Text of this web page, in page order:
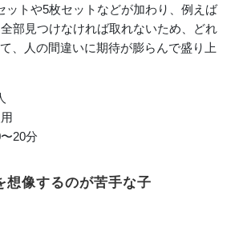
ットや5枚セットなどが加わり、例えば
部見つけなければ取れないため、どれ
、人の間違いに期待が膨らんで盛り上
20分
想像するのが苦手な子